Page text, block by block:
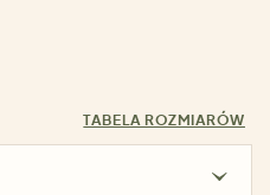
TABELA ROZMIARÓW